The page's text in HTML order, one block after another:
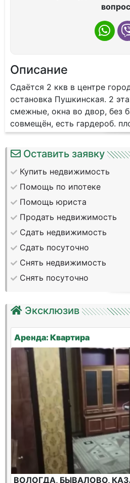
вопрос
Описание
Сдаётся 2 ккв в центре
остановка Пушкинская. 2
смежные, окна во двор, без
совмещён, есть гардероб.
Оставить заявку
Купить недвижимость
Помощь по ипотеке
Помощь юриста
Продать недвижимость
Сдать недвижимость
Сдать посуточно
Снять недвижимость
Снять посуточно
Эксклюзив
Аренда: Квартира
ВОЛОГДА, БЫВАЛОВО,